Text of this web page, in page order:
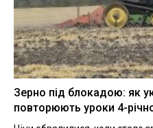
Зерно під блокадою: як
повторюють уроки 4-